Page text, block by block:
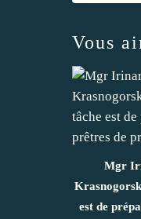
Vous
Mgr
est de